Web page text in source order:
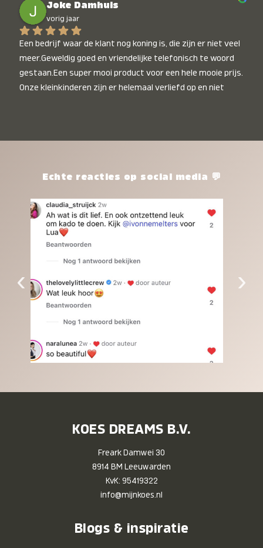
Joke Damhuis
vorig jaar
Een bedrijf waar de klant nog koning is, die zijn er niet veel
meer.Geweldig goed en vriendelijke telefonisch te woord
gestaan.Een super mooi product voor een hele mooie prijs.
Onze kleinkinderen zijn er helemaal verliefd op en niet
het waard.Echte reacties op social media 💬
‹ ›
KOES DREAMS B.V.
Freark Damwei 30
8914 BM Leeuwarden
KvK: 95419322
info@mijnkoes.nl
Blogs & inspiratie